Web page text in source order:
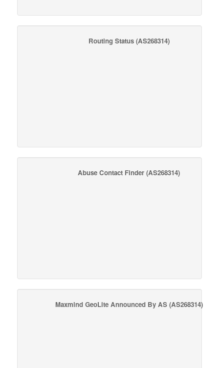
Routing Status(AS268314)
Abuse Contact Finder (AS268314)
Maxmind GeoLite Announced By AS(AS268314)